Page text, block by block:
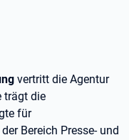
vertritt die Agentur
trägt die
für
Bereich Presse- und